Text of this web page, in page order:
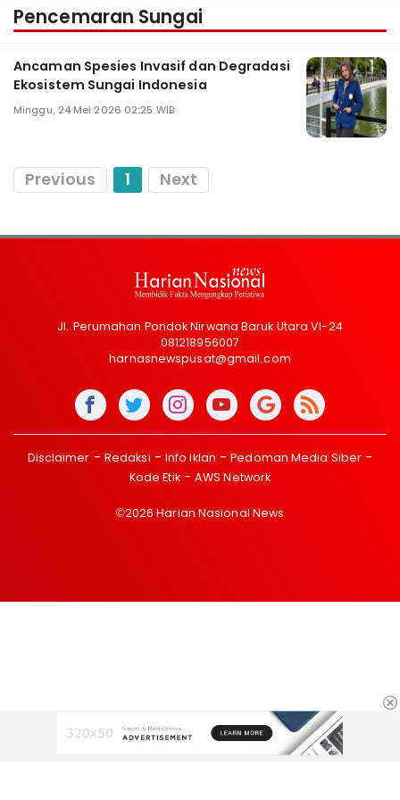
Pencemaran Sungai
Ancaman Spesies Invasif dan Degradasi
Ekosistem Sungai Indonesia
Minggu, 24 Mei 2026 02:25 WIB
Previous 1 Next
Jl. Perumahan Pondok Nirwana Baruk Utara VI-24
081218956007
harnasnewspusat@gmail.com
Disclaimer Redaksi Info Iklan
Pedoman Media Siber
Kode Etik
AWS Network
©2026 Harian Nasional News